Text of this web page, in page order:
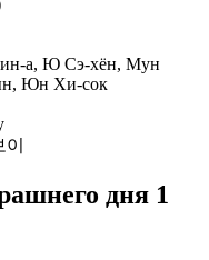
а, Ю Сэ-хён, Мун
Юн Хи-сок
дня 1